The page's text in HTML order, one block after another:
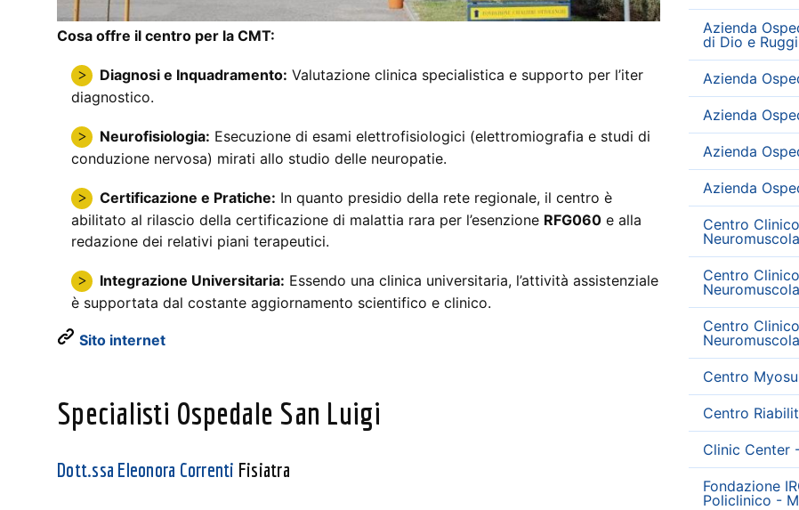
Cosa offre il centro per la CMT:
Diagnosi e Inquadramento: Valutazione clinica specialistica e supporto per l’iter
diagnostico.
Neurofisiologia: Esecuzione di esami elettrofisiologici (elettromiografia e studi di
conduzione nervosa) mirati allo studio delle neuropatie.
Certificazione e Pratiche: In quanto presidio della rete regionale, il centro è
abilitato al rilascio della certificazione di malattia rara per l’esenzione RFG060 e alla
redazione dei relativi piani terapeutici.
Integrazione Universitaria: Essendo una clinica universitaria, l’attività assistenziale
è supportata dal costante aggiornamento scientifico e clinico.
Sito internet
Specialisti Ospedale San Luigi
Dott.ssa Eleonora Correnti Fisiatra
Azienda
di Dio e Ruggi
Azienda
Azienda
Azienda
Azienda
Centro
Centro
Centro
Centro
Centro
Clinic Center
Fondazione
Policlinico -